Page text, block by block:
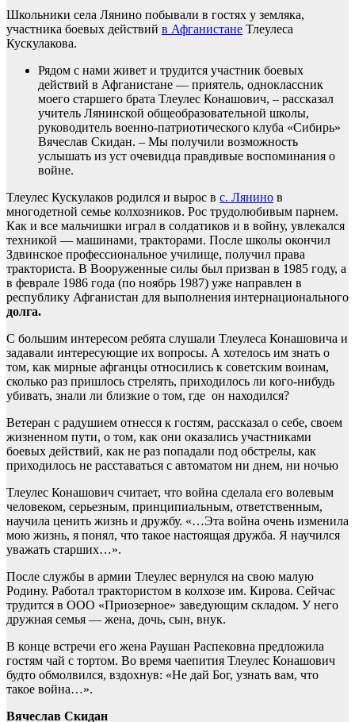
Школьники села Лянино побывали в гостях у земляка,
участника боевых действий в Афганистане Тлеулеса
Кускулакова.
Рядом с нами живет и трудится участник боевых
действий в Афганистане — приятель, одноклассник
моего старшего брата Тлеулес Конашович, – рассказал
учитель Лянинской общеобразовательной школы,
руководитель военно-патриотического клуба «Сибирь»
Вячеслав Скидан. – Мы получили возможность
услышать из уст очевидца правдивые воспоминания о
войне.
Тлеулес Кускулаков родился и вырос в с. Лянино в
многодетной семье колхозников. Рос трудолюбивым парнем.
Как и все мальчишки играл в солдатиков и в войну, увлекался
техникой — машинами, тракторами. После школы окончил
Здвинское профессиональное училище, получил права
тракториста. В Вооруженные силы был призван в 1985 году, а
в феврале 1986 года (по ноябрь 1987) уже направлен в
республику Афганистан для выполнения интернационального
долга.
С большим интересом ребята слушали Тлеулеса Конашовича и
задавали интересующие их вопросы. А хотелось им знать о
том, как мирные афганцы относились к советским воинам,
сколько раз пришлось стрелять, приходилось ли кого-нибудь
убивать, знали ли близкие о том, где он находился?
Ветеран с радушием отнесся к гостям, рассказал о себе, своем
жизненном пути, о том, как они оказались участниками
боевых действий, как не раз попадали под обстрелы, как
приходилось не расставаться с автоматом ни днем, ни ночью
Тлеулес Конашович считает, что война сделала его волевым
человеком, серьезным, принципиальным, ответственным,
научила ценить жизнь и дружбу. «…Эта война очень изменила
мою жизнь, я понял, что такое настоящая дружба. Я научился
уважать старших…».
После службы в армии Тлеулес вернулся на свою малую
Родину. Работал трактористом в колхозе им. Кирова. Сейчас
трудится в ООО «Приозерное» заведующим складом. У него
дружная семья — жена, дочь, сын, внук.
В конце встречи его жена Раушан Распековна предложила
гостям чай с тортом. Во время чаепития Тлеулес Конашович
будто обмолвился, вздохнув: «Не дай Бог, узнать вам, что
такое война…».
Вячеслав Скидан